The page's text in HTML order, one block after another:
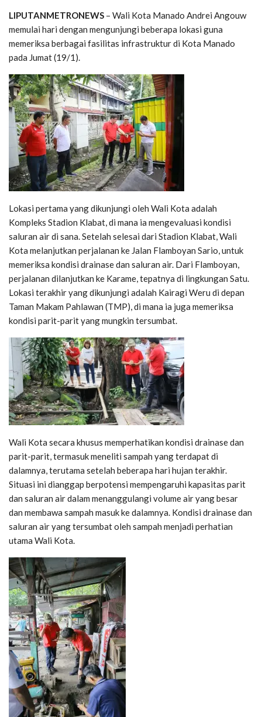
LIPUTANMETRONEWS – Wali Kota Manado Andrei Angouw
memulai hari dengan mengunjungi beberapa lokasi guna
memeriksa berbagai fasilitas infrastruktur di Kota Manado
pada Jumat (19/1).
Lokasi pertama yang dikunjungi oleh Wali Kota adalah
Kompleks Stadion Klabat, di mana ia mengevaluasi kondisi
saluran air di sana. Setelah selesai dari Stadion Klabat, Wali
Kota melanjutkan perjalanan ke Jalan Flamboyan Sario, untuk
memeriksa kondisi drainase dan saluran air. Dari Flamboyan,
perjalanan dilanjutkan ke Karame, tepatnya di lingkungan Satu.
Lokasi terakhir yang dikunjungi adalah Kairagi Weru di depan
Taman Makam Pahlawan (TMP), di mana ia juga memeriksa
kondisi parit-parit yang mungkin tersumbat.
Wali Kota secara khusus memperhatikan kondisi drainase dan
parit-parit, termasuk meneliti sampah yang terdapat di
dalamnya, terutama setelah beberapa hari hujan terakhir.
Situasi ini dianggap berpotensi mempengaruhi kapasitas parit
dan saluran air dalam menanggulangi volume air yang besar
dan membawa sampah masuk ke dalamnya. Kondisi drainase dan
saluran air yang tersumbat oleh sampah menjadi perhatian
utama Wali Kota.